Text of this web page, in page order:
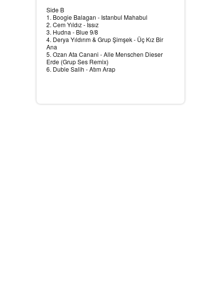
Side B
1. Boogie Balagan - Istanbul Mahabul
2. Cem Yıldız - Issız
3. Hudna - Blue 9/8
4. Derya Yıldırım & Grup Şimşek - Üç Kız Bir
Ana
5. Ozan Ata Canani - Alle Menschen Dieser
Erde (Grup Ses Remix)
6. Duble Salih - Atım Arap